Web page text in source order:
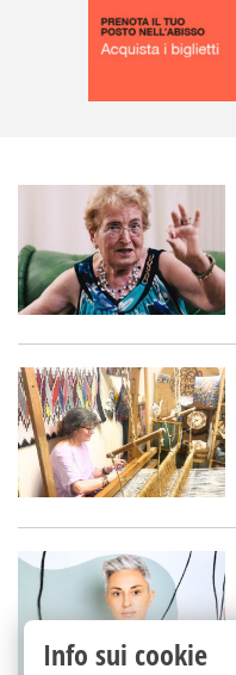
Info sui cookie